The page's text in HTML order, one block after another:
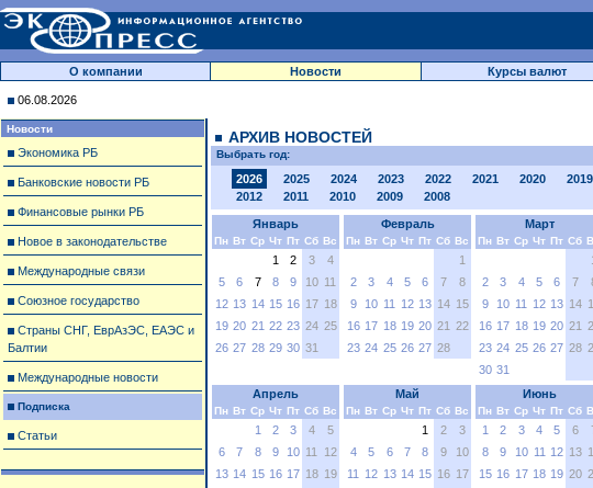
О компании Новости Курсы валют
06.08.2026
Новости
Экономика РБ
Банковские новости РБ
Финансовые рынки РБ
Новое в законодательстве
Международные связи
Союзное государство
Страны СНГ, ЕврАзЭС, ЕАЭС и
Балтии
Международные новости
Подписка
Статьи
АРХИВ НОВОСТЕЙ
Выбрать год:
2026 2025 2024 2023 2022 2021 2020 2019
2012
2011 2010 2009 2008
Январь
Пн Вт Ср Чт Пт Сб Вс
1 2 3
4
5
6 7 8 9 10 11
12 13 14 15 16 17 18
19 20 21 22 23 24 25
26 27 28 29 30 31
Февраль
Пн Вт Ср Чт Пт Сб Вс
1
2
3 4 5 6 7
8
9
10 11 12 13 14 15
16 17 18 19 20 21 22
23 24 25 26 27 28
Март
Пн Вт Ср Чт Пт Сб
2
3 4 5 6 7
9
10 11 12 13 14
16 17 18 19 20 21
23 24 25 26 27 28
30 31
Апрель
Пн Вт Ср Чт Пт Сб Вс
1 2 3 4
5
6
7 8 9 10 11
12
13 14 15 16 17 18 19
Май
Пн Вт Ср Чт Пт Сб Вс
1 2
3
4
5 6 7 8 9
10
11
12 13 14 15 16 17
Июнь
Пн Вт Ср Чт Пт Сб
1 2 3 4 5 6
8
9 10 11 12 13
15 16 17 18 19 20